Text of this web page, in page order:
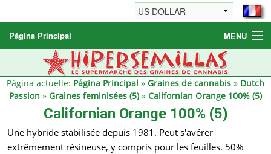
Página Principal MENU
Graines de cannabis
Autres produits
Página actuelle: Página Principal » Graines de cannabis » Dutch
Passion » Graines feminisées (5)» Californian Orange 100% (5)
Californian Orange 100% (5)
Une hybride stabilisée depuis 1981. Peut s'avérer
extrêmement résineuse, y compris pour les feuilles. 50%